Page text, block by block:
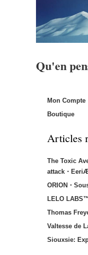
Qu'en
Mon Compte
Boutique
Articles
The Toxic
attack・
ORION・
LELO
Thomas
Valtesse de
Siouxsie: